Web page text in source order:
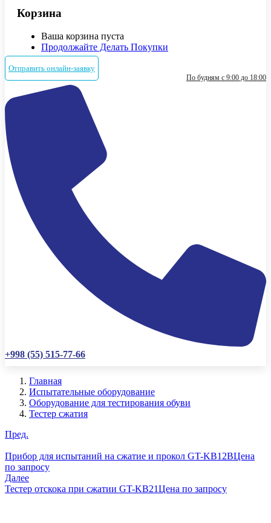
Корзина
Ваша корзина пуста
Продолжайте Делать Покупки
Отправить онлайн-заявку
По будням с 9:00 до 18:00
+998 (55) 515-77-66
Главная
Испытательные оборудование
Оборудование для тестирования обуви
Тестер сжатия
Пред.
Прибор для испытаний на сжатие и прокол GT-KB12BЦена
по запросу
Далее
Тестер отскока при сжатии GT-KB21Цена по запросу